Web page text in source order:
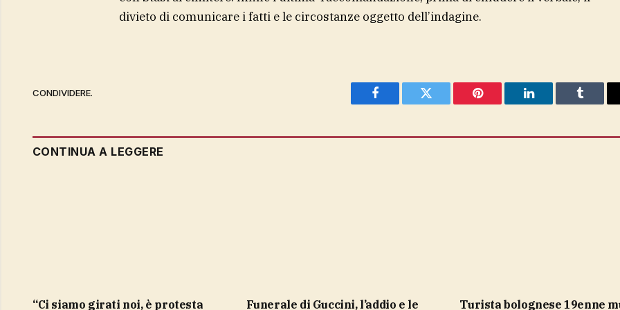
divieto di comunicare i fatti e le circostanze oggetto dell’indagine.
CONDIVIDERE.
Facebook Twitter Pinterest LinkedIn Tumblr
CONTINUA A LEGGERE
“Ci siamo girati noi, è protesta Funerale di Guccini, l’addio e le Turista bolognese 19enne muore